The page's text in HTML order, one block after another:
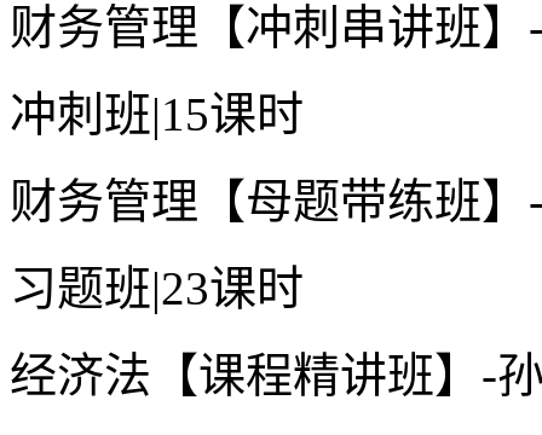
财务管理【冲刺串讲班】
冲刺班|15课时
财务管理【母题带练班】
习题班|23课时
经济法【课程精讲班】-